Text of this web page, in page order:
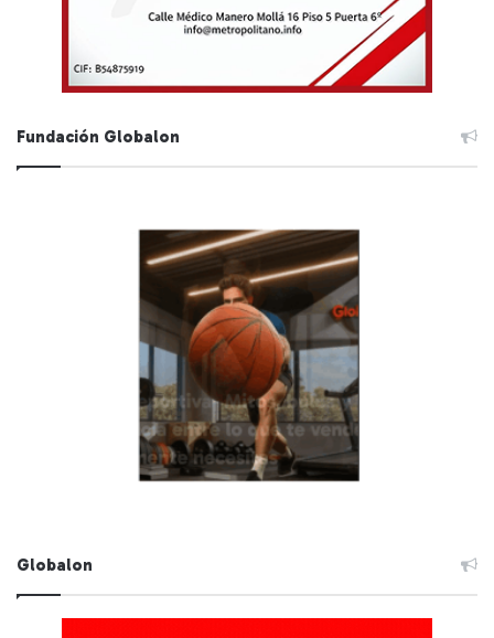
Fundación Globalon
Globalon